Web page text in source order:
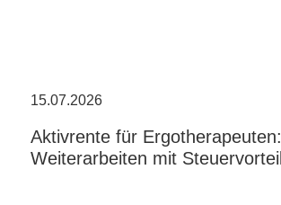
15.07.2026
Aktivrente für Ergotherapeuten:
Weiterarbeiten mit Steuervorteil